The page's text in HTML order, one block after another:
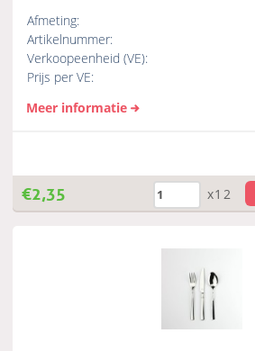
Afmeting:
Artikelnummer:
Verkoopeenheid (VE):
Prijs per VE:
Meer informatie
€2,35 x12